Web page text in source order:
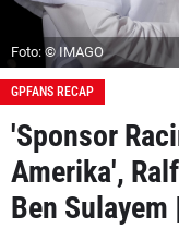
Foto: © IMAGO
GPFANS RECAP
'Sponsor
Amerika',
Ben Sulayem